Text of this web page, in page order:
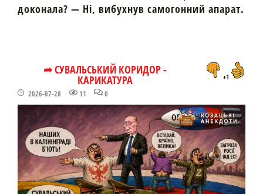
доконала? — Ні, вибухнув самогонний апарат.
➦ СУВАЛЬСЬКИЙ КОРИДОР -
КАРИКАТУРА
2026-07-28 11 0
+1